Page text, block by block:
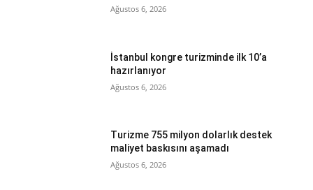
Ağustos 6, 2026
İstanbul kongre turizminde ilk 10’a
hazırlanıyor
Ağustos 6, 2026
Turizme 755 milyon dolarlık destek
maliyet baskısını aşamadı
Ağustos 6, 2026